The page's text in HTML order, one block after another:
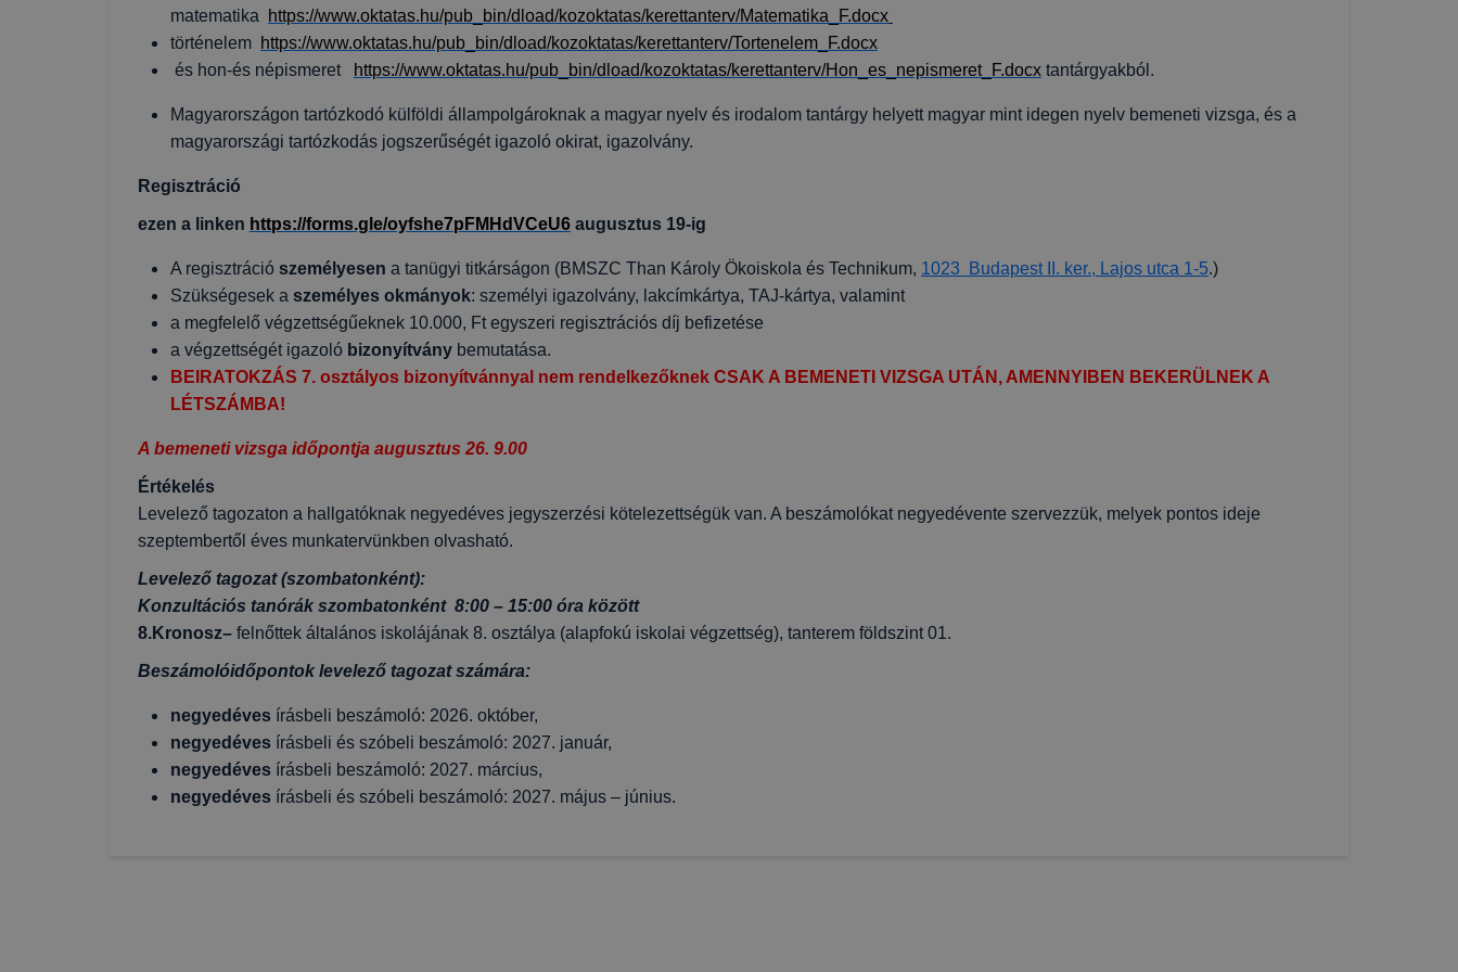
matematika
https://www.oktatas.hu/pub_bin/dload/kozoktatas/kerettanterv/Matematika_F.docx
történelem https://www.oktatas.hu/pub_bin/dload/kozoktatas/kerettanterv/Tortenelem_F.docx
és hon-és népismeret
https://www.oktatas.hu/pub_bin/dload/kozoktatas/kerettanterv/Hon_es_nepismeret_F.docx tantárgyakból.
Magyarországon tartózkodó külföldi állampolgároknak a magyar nyelv és irodalom tantárgy helyett magyar mint idegen nyelv bemeneti vizsga, és a
magyarországi tartózkodás jogszerűségét igazoló okirat, igazolvány.
Regisztráció
ezen a linken https://forms.gle/oyfshe7pFMHdVCeU6 augusztus 19-ig
A regisztráció személyesen a tanügyi titkárságon (BMSZC Than Károly Ökoiskola és Technikum, 1023 Budapest II. ker., Lajos utca 1-5.)
Szükségesek a személyes okmányok: személyi igazolvány, lakcímkártya, TAJ-kártya, valamint
a megfelelő végzettségűeknek 10.000, Ft egyszeri regisztrációs díj befizetése
a végzettségét igazoló bizonyítvány bemutatása.
BEIRATOKZÁS 7. osztályos bizonyítvánnyal nem rendelkezőknek CSAK A BEMENETI VIZSGA UTÁN, AMENNYIBEN BEKERÜLNEK A
LÉTSZÁMBA!
A bemeneti vizsga időpontja augusztus 26. 9.00
Értékelés
Levelező tagozaton a hallgatóknak negyedéves jegyszerzési kötelezettségük van. A beszámolókat negyedévente szervezzük, melyek pontos ideje
szeptembertől éves munkatervünkben olvasható.
Levelező tagozat (szombatonként):
Konzultációs tanórák szombatonként 8:00 – 15:00 óra között
8.Kronosz– felnőttek általános iskolájának 8. osztálya (alapfokú iskolai végzettség), tanterem földszint 01.
Beszámolóidőpontok levelező tagozat számára:
negyedéves írásbeli beszámoló: 2026. október,
negyedéves írásbeli és szóbeli beszámoló: 2027. január,
negyedéves írásbeli beszámoló: 2027. március,
negyedéves írásbeli és szóbeli beszámoló: 2027. május – június.